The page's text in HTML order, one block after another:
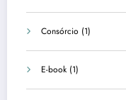
Consórcio (1)
E-book (1)